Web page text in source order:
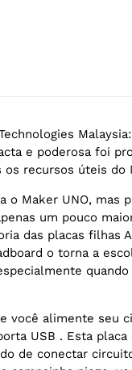
e poderosa foi
recursos úteis do
o Maker UNO, mas
um pouco
das placas filhas
o torna a
quando
você alimente seu
USB . Esta
de conectar